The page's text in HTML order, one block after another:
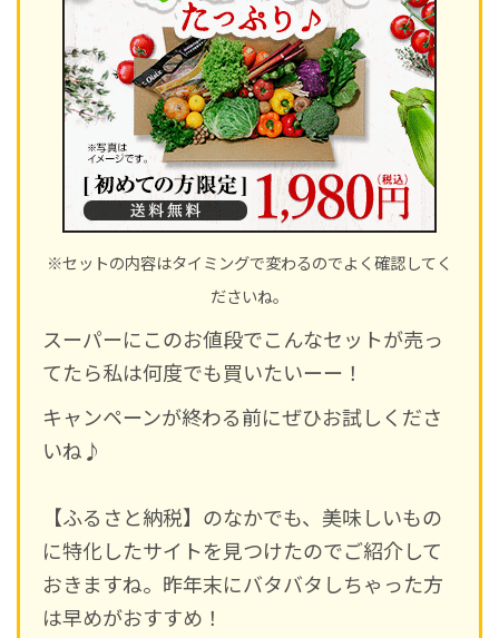
※セットの内容はタイミングで変わるのでよく確認してく
ださいね。
スーパーにこのお値段でこんなセットが売っ
てたら私は何度でも買いたいーー！
キャンペーンが終わる前にぜひお試しくださ
いね♪
【ふるさと納税】のなかでも、美味しいもの
に特化したサイトを見つけたのでご紹介して
おきますね。昨年末にバタバタしちゃった方
は早めがおすすめ！